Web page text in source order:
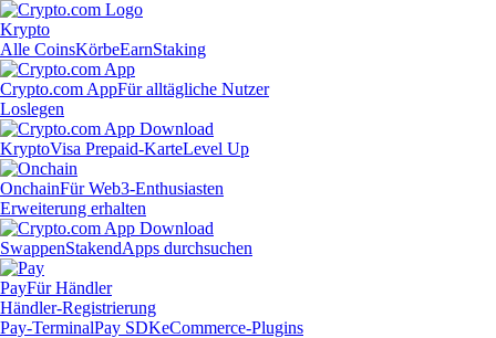
Krypto
Alle CoinsKörbeEarnStaking
Crypto.com AppFür alltägliche Nutzer
Loslegen
KryptoVisa Prepaid-KarteLevel Up
OnchainFür Web3-Enthusiasten
Erweiterung erhalten
SwappenStakendApps durchsuchen
PayFür Händler
Händler-Registrierung
Pay-TerminalPay SDKeCommerce-Plugins